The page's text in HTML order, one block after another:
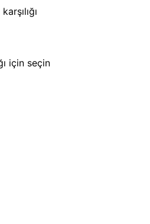
için seçin